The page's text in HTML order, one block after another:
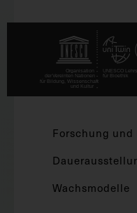
Forschung und
Wachsmodelle